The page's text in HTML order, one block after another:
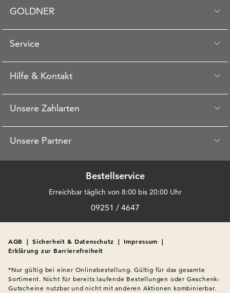
GOLDNER
Service
Hilfe & Kontakt
Unsere Zahlarten
Unsere Partner
Bestellservice
Erreichbar täglich von 8:00 bis 20:00 Uhr
09251 / 4647
AGB | Sicherheit & Datenschutz | Impressum |
Erklärung zur Barrierefreiheit
*Nur gültig bei einer Onlinebestellung. Gültig für das gesamte
Sortiment. Nicht für bereits laufende Bestellungen oder Geschenk-
Gutscheine nutzbar und nicht mit anderen Aktionen kombinierbar.